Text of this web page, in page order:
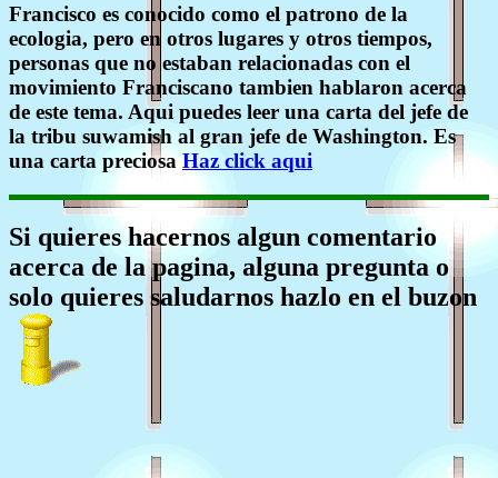
Francisco es conocido como el patrono de la
ecologia, pero en otros lugares y otros tiempos,
personas que no estaban relacionadas con el
movimiento Franciscano tambien hablaron acerca
de este tema. Aqui puedes leer una carta del jefe de
la tribu suwamish al gran jefe de Washington. Es
una carta preciosaHaz click aqui
Si quieres hacernos algun comentario
acerca de la pagina, alguna pregunta o
solo quieres saludarnos hazlo en el buzon